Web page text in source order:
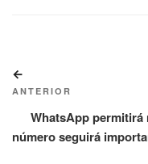
de
entradas
anterior:
ANTERIOR
WhatsApp permitirá
número seguirá